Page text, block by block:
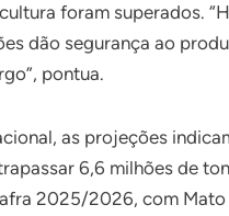
foram superados.
dão segurança ao
pontua.
as projeções
6,6 milhões de
2025/2026, com Mato